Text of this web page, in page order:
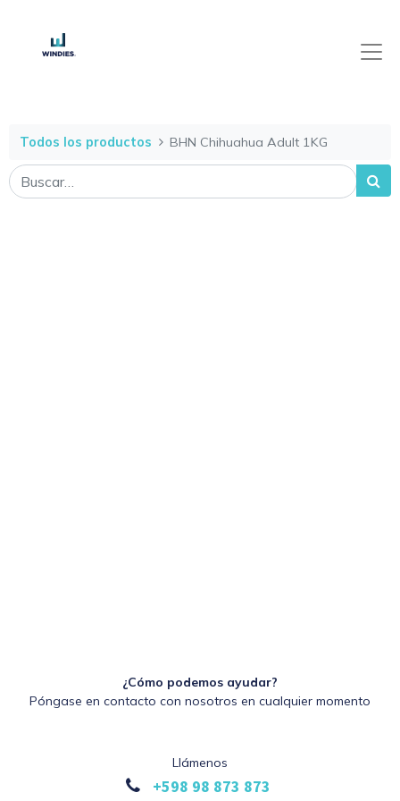
Todos los productos BHN Chihuahua Adult 1KG
¿Cómo podemos ayudar?
Póngase en contacto con nosotros en cualquier momento
Llámenos
+598 98 873 873